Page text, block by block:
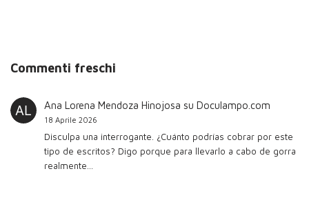
Commenti freschi
Ana Lorena Mendoza Hinojosa su Doculampo.com
18 Aprile 2026
Disculpa una interrogante. ¿Cuánto podrías cobrar por este
tipo de escritos? Digo porque para llevarlo a cabo de gorra
realmente…